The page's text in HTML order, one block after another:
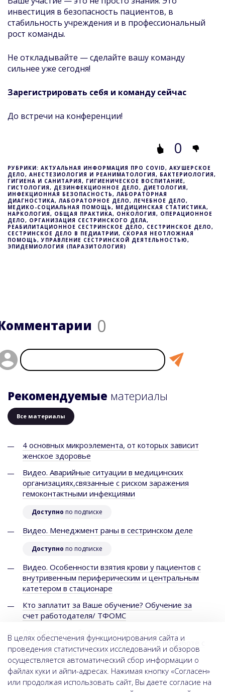
В целях обеспечения функционирования сайта и
проведения статистических исследований и обзоров
осуществляется автоматический сбор информации о
файлах куки и айпи-адресах. Нажимая кнопку «Согласен»
или продолжая использовать сайт, Вы даете согласие на
инвестиция в безопасность пациентов, в
стабильность учреждения и в профессиональный
рост команды.
Не откладывайте — сделайте вашу команду
сильнее уже сегодня!
Зарегистрировать себя и команду сейчас
До встречи на конференции!
0
РУБРИКИ: АКТУАЛЬНАЯ ИНФОРМАЦИЯ ПРО COVID, АКУШЕРСКОЕ
ДЕЛО, АНЕСТЕЗИОЛОГИЯ И РЕАНИМАТОЛОГИЯ, БАКТЕРИОЛОГИЯ,
ГИГИЕНА И САНИТАРИЯ, ГИГИЕНИЧЕСКОЕ ВОСПИТАНИЕ,
ГИСТОЛОГИЯ, ДЕЗИНФЕКЦИОННОЕ ДЕЛО, ДИЕТОЛОГИЯ,
ИНФЕКЦИОННАЯ БЕЗОПАСНОСТЬ, ЛАБОРАТОРНАЯ
ДИАГНОСТИКА, ЛАБОРАТОРНОЕ ДЕЛО, ЛЕЧЕБНОЕ ДЕЛО,
МЕДИКО-СОЦИАЛЬНАЯ ПОМОЩЬ, МЕДИЦИНСКАЯ СТАТИСТИКА,
НАРКОЛОГИЯ, ОБЩАЯ ПРАКТИКА, ОНКОЛОГИЯ, ОПЕРАЦИОННОЕ
ДЕЛО, ОРГАНИЗАЦИЯ СЕСТРИНСКОГО ДЕЛА,
РЕАБИЛИТАЦИОННОЕ СЕСТРИНСКОЕ ДЕЛО, СЕСТРИНСКОЕ ДЕЛО,
СЕСТРИНСКОЕ ДЕЛО В ПЕДИАТРИИ, СКОРАЯ НЕОТЛОЖНАЯ
ПОМОЩЬ, УПРАВЛЕНИЕ СЕСТРИНСКОЙ ДЕЯТЕЛЬНОСТЬЮ,
ЭПИДЕМИОЛОГИЯ (ПАРАЗИТОЛОГИЯ)
0
Рекомендуемые материалы
Все материалы
4 основных микроэлемента, от которых зависит
женское здоровье
Видео. Аварийные ситуации в медицинских
организациях,связанные с риском заражения
гемоконтактными инфекциями
Доступно по подписке
Видео. Менеджмент раны в сестринском деле
Доступно по подписке
Видео. Особенности взятия крови у пациентов с
внутривенным периферическим и центральным
катетером в стационаре
Кто заплатит за Ваше обучение? Обучение за
счет работодателя/ ТФОМС
отходами. Новое в законодательстве по работе с
медицинскими отходами